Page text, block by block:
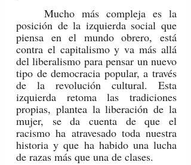
posición de la izquierda social que
piensa en el mundo obrero, está
contra el capitalismo y va más allá
del liberalismo para pensar un nuevo
tipo de democracia popular, a través
de la revolución cultural. Esta
izquierda retoma las tradiciones
propias, plantea la liberación de la
mujer, se da cuenta de que el
racismo ha atravesado toda nuestra
historia y que ha habido una lucha
de razas más que una de clases.